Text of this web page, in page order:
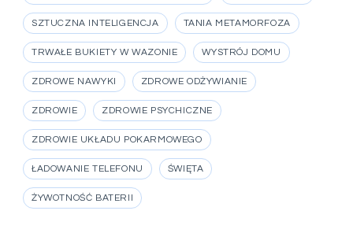
SZTUCZNA INTELIGENCJA TANIA METAMORFOZA
TRWAŁE BUKIETY W WAZONIE WYSTRÓJ DOMU
ZDROWE NAWYKI ZDROWE ODŻYWIANIE
ZDROWIE ZDROWIE PSYCHICZNE
ZDROWIE UKŁADU POKARMOWEGO
ŁADOWANIE TELEFONU ŚWIĘTA
ŻYWOTNOŚĆ BATERII